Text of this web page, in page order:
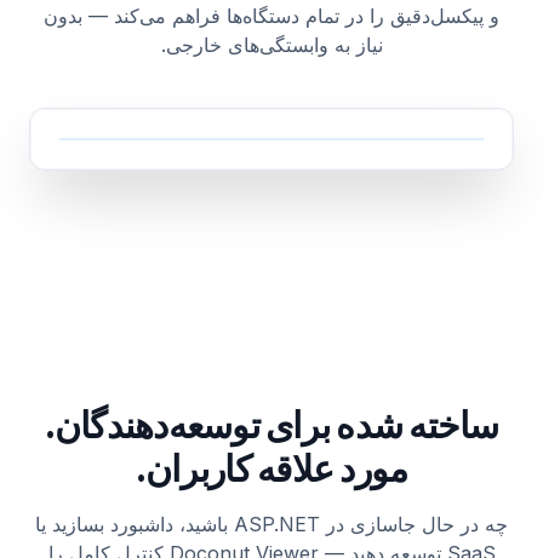
و پیکسل‌دقیق را در تمام دستگاه‌ها فراهم می‌کند — بدون
نیاز به وابستگی‌های خارجی.
ساخته شده برای توسعه‌دهندگان.
مورد علاقه کاربران.
چه در حال جاسازی در ASP.NET باشید، داشبورد بسازید یا
SaaS توسعه دهید — Doconut Viewer کنترل کامل را